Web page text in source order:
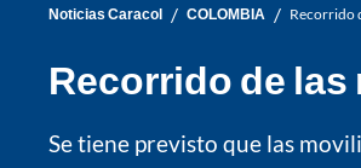
Noticias Caracol / COLOMBIA / Recorrido
Recorrido de las
Se tiene previsto que las